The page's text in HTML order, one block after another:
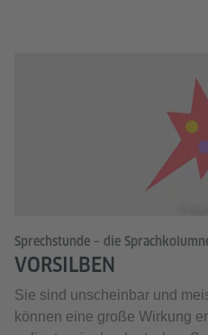
Sprechstunde – die
VORSILBEN
Sie sind unscheinbar und
können eine große Wirkung